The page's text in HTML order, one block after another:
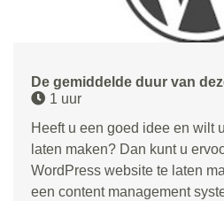
De gemiddelde duur van
1 uur
Heeft u een goed idee en wilt
laten maken? Dan kunt u
WordPress website te laten
een content management